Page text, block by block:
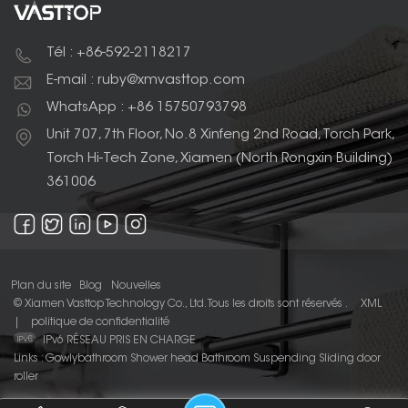
Tél : +86-592-2118217
E-mail : ruby@xmvasttop.com
WhatsApp : +86 15750793798
Unit 707, 7th Floor, No.8 Xinfeng 2nd Road, Torch Park,
Torch Hi-Tech Zone, Xiamen (North Rongxin Building)
361006
Plan du site Blog
Nouvelles
© Xiamen Vasttop Technology Co., Ltd. Tous les droits sont réservés .
XML
politique de confidentialité
IPv6 RÉSEAU PRIS EN CHARGE
Links :Gowlybathroom Shower head Bathroom Suspending Sliding door
roller